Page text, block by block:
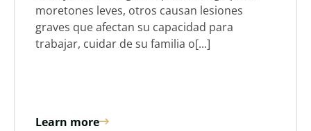
moretones leves, otros causan lesiones
graves que afectan su capacidad para
trabajar, cuidar de su familia o[...]
Learn more